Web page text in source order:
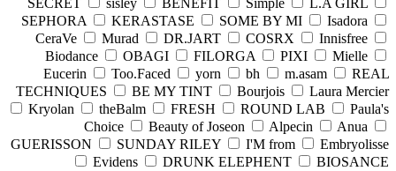
SECRET
sisley BENEFIT Simple
L.A GIRL
SEPHORA
KERASTASE SOME BY MI
Isadora
CeraVe
Murad DR.JART COSRX
Innisfree
Biodance
OBAGI FILORGA PIXI
Mielle
Eucerin
Too.Faced yorn bh m.asam
REAL
TECHNIQUES
BE MY TINT Bourjois
Laura Mercier
Kryolan
theBalm FRESH ROUND LAB
Paula's
Choice
Beauty of Joseon Alpecin
Anua
GUERISSON
SUNDAY RILEY I'M from
Embryolisse
Evidens
DRUNK ELEPHENT
BIOSANCE